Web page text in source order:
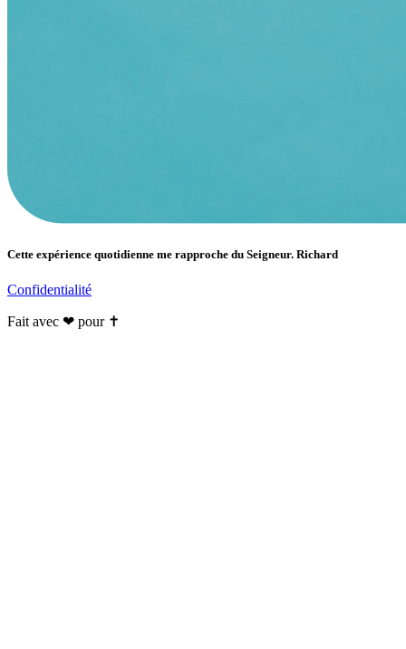
Cette expérience quotidienne me rapproche du Seigneur. Richard
Confidentialité
Fait avec ❤ pour ✝️️